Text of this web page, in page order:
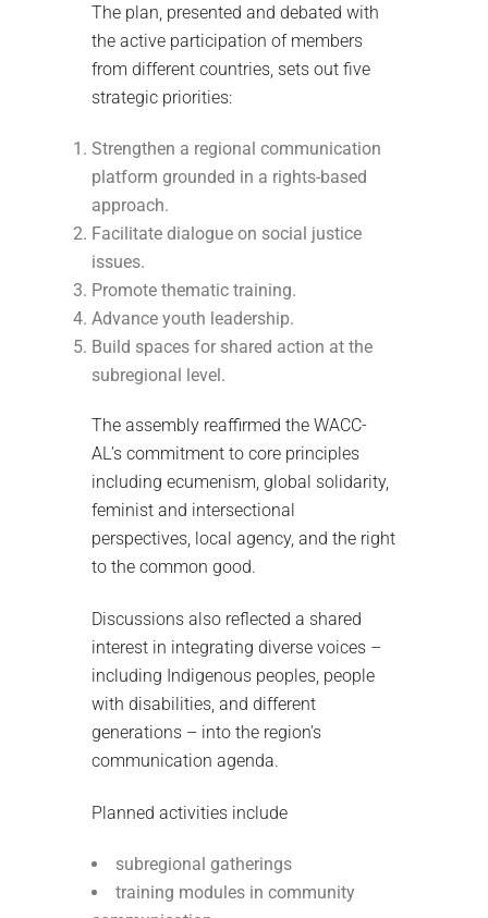
The plan, presented and debated with
the active participation of members
from different countries, sets out five
strategic priorities:
Strengthen a regional communication
platform grounded in a rights-based
approach.
Facilitate dialogue on social justice
issues.
Promote thematic training.
Advance youth leadership.
Build spaces for shared action at the
subregional level.
The assembly reaffirmed the WACC-
AL’s commitment to core principles
including ecumenism, global solidarity,
feminist and intersectional
perspectives, local agency, and the right
to the common good.
Discussions also reflected a shared
interest in integrating diverse voices –
including Indigenous peoples, people
with disabilities, and different
generations – into the region’s
communication agenda.
Planned activities include
subregional gatherings
training modules in community